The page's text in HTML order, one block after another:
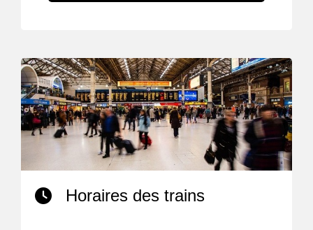
Horaires des trains